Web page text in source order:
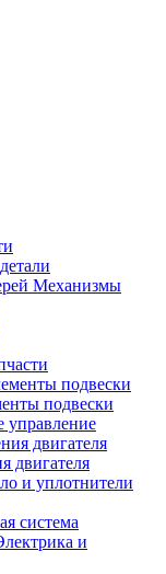
Механизмы
подвески
управление
двигателя
и уплотнители
система
и